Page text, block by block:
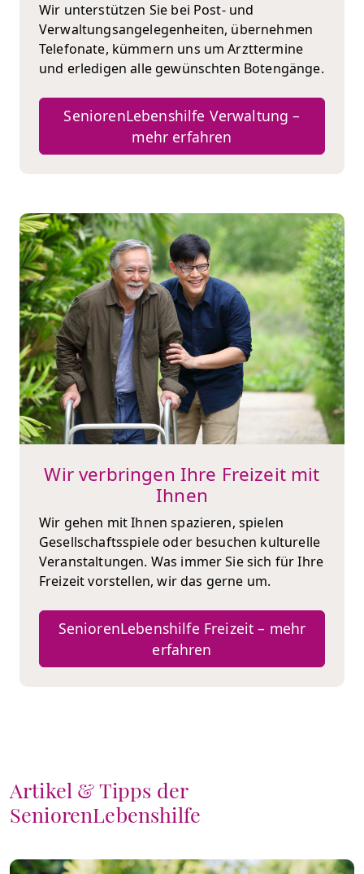
Wir unterstützen Sie bei Post- und
Verwaltungsangelegenheiten, übernehmen
Telefonate, kümmern uns um Arzttermine
und erledigen alle gewünschten Botengänge.
SeniorenLebenshilfe Verwaltung –
mehr erfahren
Wir verbringen Ihre Freizeit mit
Ihnen
Wir gehen mit Ihnen spazieren, spielen
Gesellschaftsspiele oder besuchen kulturelle
Veranstaltungen. Was immer Sie sich für Ihre
Freizeit vorstellen, wir das gerne um.
SeniorenLebenshilfe Freizeit – mehr
erfahren
Artikel & Tipps der
SeniorenLebenshilfe